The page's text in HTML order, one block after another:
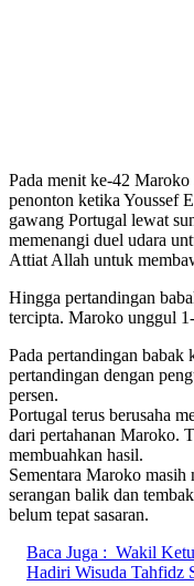
Pada menit ke-42
penonton ketika Youssef
gawang Portugal lewat
memenangi duel udara
Attiat Allah untuk
Hingga pertandingan
tercipta. Maroko unggul
Pada pertandingan babak
pertandingan dengan
persen.
Portugal terus berusaha
dari pertahanan Maroko.
membuahkan hasil.
Sementara Maroko
serangan balik dan
belum tepat sasaran.
Baca Juga : Wakil
Hadiri Wisuda Tahfidz